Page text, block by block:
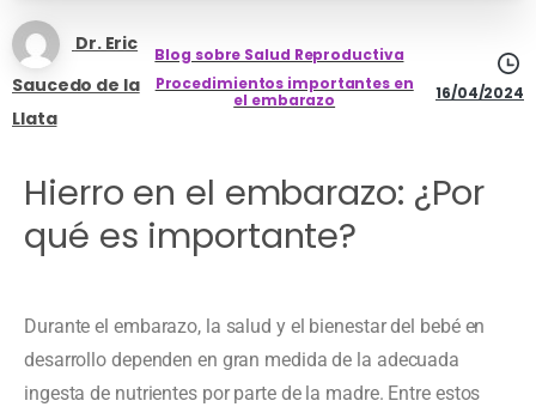
Dr. Eric
Saucedo de la
Llata
Blog sobre Salud Reproductiva
Procedimientos importantes en
el embarazo
16/04/2024
Hierro en el embarazo: ¿Por
qué es importante?
Durante el embarazo, la salud y el bienestar del bebé en
desarrollo dependen en gran medida de la adecuada
ingesta de nutrientes por parte de la madre. Entre estos